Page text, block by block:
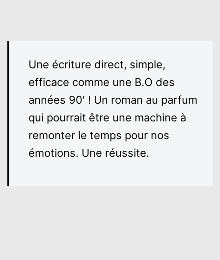
Une écriture direct, simple,
efficace comme une B.O des
années 90′ ! Un roman au parfum
qui pourrait être une machine à
remonter le temps pour nos
émotions. Une réussite.